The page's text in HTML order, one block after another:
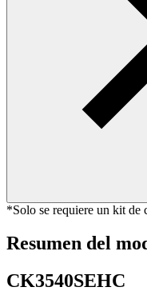
*Solo se requiere un kit de
Resumen del
CK3540SEHC